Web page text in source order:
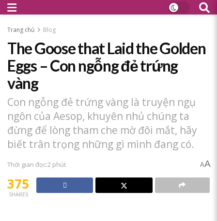
Trang chủ Blog
The Goose that Laid the Golden
Eggs – Con ngỗng đẻ trứng
vàng
Con ngỗng đẻ trứng vàng là truyện ngụ
ngôn của Aesop, khuyên nhủ chúng ta
đừng để lòng tham che mờ đôi mắt, hãy
biết trân trọng những gì mình đang có.
Thời gian đọc:2 phút AA
375
SHARES